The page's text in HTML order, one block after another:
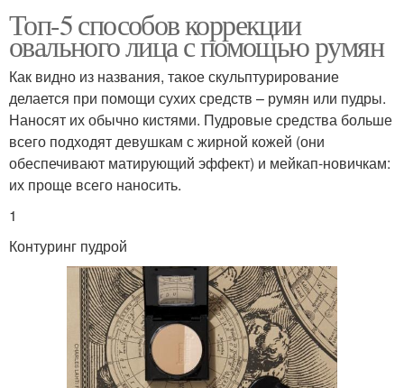
Топ-5 способов коррекции
овального лица с помощью румян
Как видно из названия, такое скульптурирование
делается при помощи сухих средств – румян или пудры.
Наносят их обычно кистями. Пудровые средства больше
всего подходят девушкам с жирной кожей (они
обеспечивают матирующий эффект) и мейкап-новичкам:
их проще всего наносить.
1
Контуринг пудрой